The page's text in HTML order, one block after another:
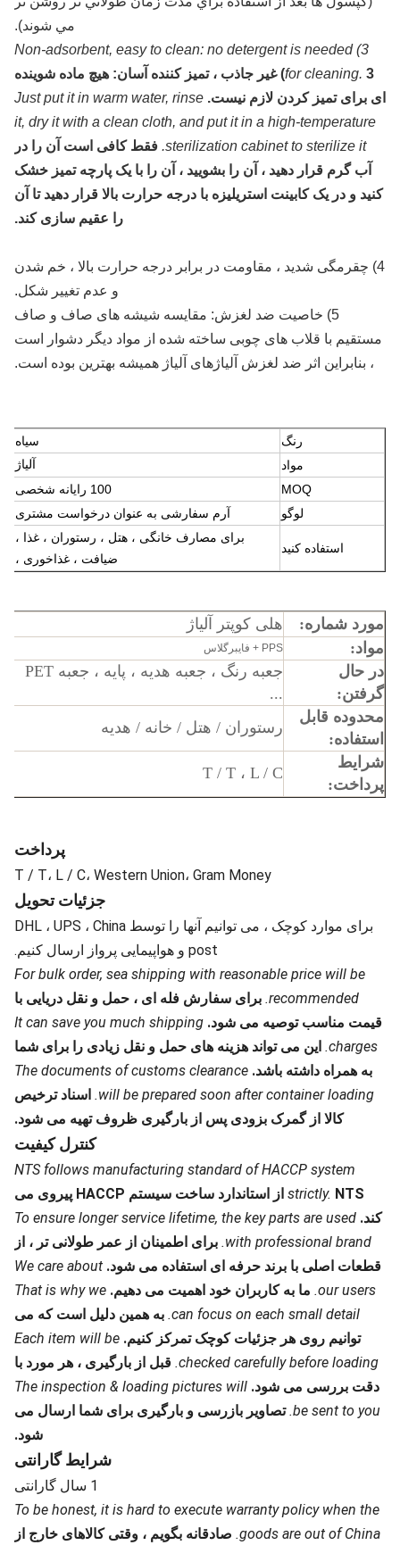
مي شوند).
3) Non-adsorbent, easy to clean: no detergent is needed
for cleaning.3) غیر جاذب ، تمیز کننده آسان: هیچ ماده شوینده
ای برای تمیز کردن لازم نیست. Just put it in warm water, rinse
it, dry it with a clean cloth, and put it in a high-temperature
sterilization cabinet to sterilize it. فقط کافی است آن را در
آب گرم قرار دهید ، آن را بشویید ، آن را با یک پارچه تمیز خشک
کنید و در یک کابینت استریلیزه با درجه حرارت بالا قرار دهید تا آن
را عقیم سازی کند.
4) چقرمگی شدید ، مقاومت در برابر درجه حرارت بالا ، خم شدن
و عدم تغییر شکل.
5) خاصیت ضد لغزش: مقایسه شیشه های صاف و صاف
مستقیم با قلاب های چوبی ساخته شده از مواد دیگر دشوار است
، بنابراین اثر ضد لغزش آلیاژهای آلیاژ همیشه بهترین بوده است.
رنگ
سیاه
مواد
آلیاژ
MOQ
100 رایانه شخصی
لوگو
آرم سفارشی به عنوان درخواست مشتری
استفاده کنید
برای مصارف خانگی ، هتل ، رستوران ، غذا ،
ضیافت ، غذاخوری ،
زمان نمونه
زمان تولید سرب
حدود 7-30 روز ، ماهانه بستگی به مقدار دارد
مورد شماره:
هلی کوپتر آلیاژ
مواد:
PPS + فایبرگلاس
در حال
گرفتن:
جعبه رنگ ، جعبه هدیه ، پایه ، جعبه PET
...
محدوده قابل
استفاده:
رستوران / هتل / خانه / هدیه
شرایط
پرداخت:
T / T ، L / C
پرداخت
T / T، L / C، Western Union، Gram Money
جزئیات تحویل
برای موارد کوچک ، می توانیم آنها را توسط DHL ، UPS ، China
post و هواپیمایی پرواز ارسال کنیم.
For bulk order, sea shipping with reasonable price will be
recommended. برای سفارش فله ای ، حمل و نقل دریایی با
قیمت مناسب توصیه می شود. It can save you much shipping
charges. این می تواند هزینه های حمل و نقل زیادی را برای شما
به همراه داشته باشد. The documents of customs clearance
will be prepared soon after container loading. اسناد ترخیص
کالا از گمرک بزودی پس از بارگیری ظروف تهیه می شود.
کنترل کیفیت
NTS follows manufacturing standard of HACCP system
strictly.
NTS از استاندارد ساخت سیستم HACCP پیروی می
کند. To ensure longer service lifetime, the key parts are used
with professional brand. برای اطمینان از عمر طولانی تر ، از
قطعات اصلی با برند حرفه ای استفاده می شود. We care about
our users. ما به کاربران خود اهمیت می دهیم. That is why we
can focus on each small detail. به همین دلیل است که می
توانیم روی هر جزئیات کوچک تمرکز کنیم. Each item will be
checked carefully before loading. قبل از بارگیری ، هر مورد با
دقت بررسی می شود. The inspection & loading pictures will
be sent to you. تصاویر بازرسی و بارگیری برای شما ارسال می
شود.
شرایط گارانتی
1 سال گارانتی
To be honest, it is hard to execute warranty policy when the
goods are out of China. صادقانه بگویم ، وقتی کالاهای خارج از